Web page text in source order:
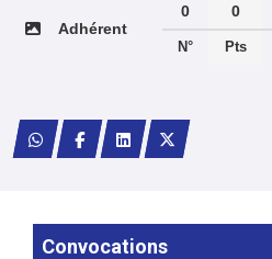
Adhérent
0 0
N° Pts
Convocations